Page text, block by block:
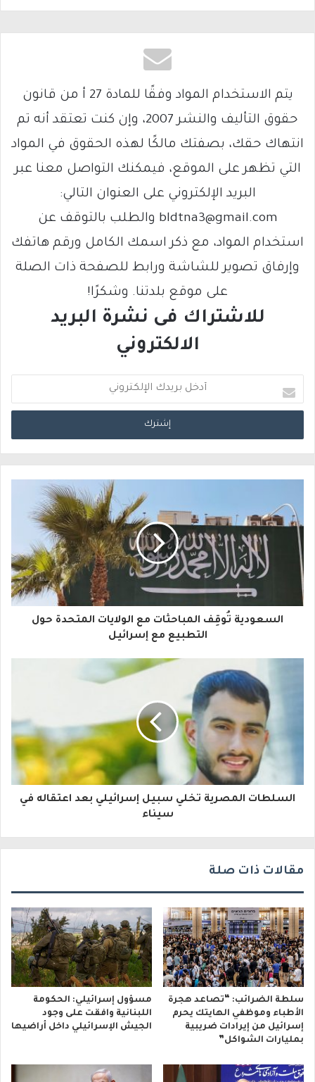
يتم الاستخدام المواد وفقًا للمادة 27 أ من قانون
حقوق التأليف والنشر 2007، وإن كنت تعتقد أنه تم
انتهاك حقك، بصفتك مالكًا لهذه الحقوق في المواد
التي تظهر على الموقع، فيمكنك التواصل معنا عبر
البريد الإلكتروني على العنوان التالي:
bldtna3@gmail.com والطلب بالتوقف عن
استخدام المواد، مع ذكر اسمك الكامل ورقم هاتفك
وإرفاق تصوير للشاشة ورابط للصفحة ذات الصلة
على موقع بلدتنا. وشكرًا!
للاشتراك فى نشرة البريد
الالكتروني
د
خ
ي
د
ك
ا
إ
السعودية تُوقِف المباحثات مع الولايات المتحدة حول
التطبيع مع إسرائيل
السلطات المصرية تخلي سبيل إسرائيلي بعد اعتقاله في
سيناء
مقالات ذات صلة
سلطة الضرائب: “تصاعد هجرة
الأطباء وموظفي الهايتك يحرم
إسرائيل من إيرادات ضريبية
بمليارات الشواكل”
مسؤول إسرائيلي: الحكومة
اللبنانية وافقت على وجود
الجيش الإسرائيلي داخل أراضيها